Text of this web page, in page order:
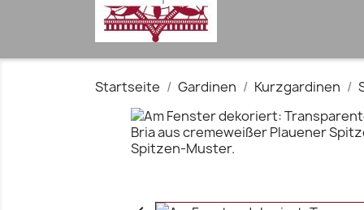
Startseite Gardinen Kurzgardinen